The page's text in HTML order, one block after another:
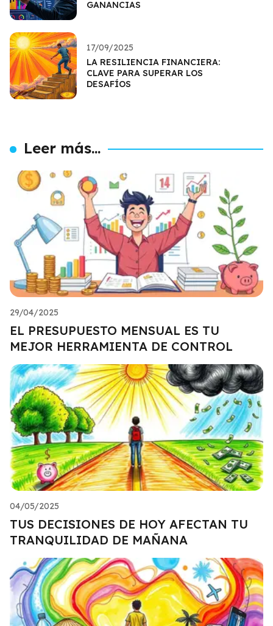
GANANCIAS
17/09/2025
LA RESILIENCIA FINANCIERA:
CLAVE PARA SUPERAR LOS
DESAFÍOS
Leer más...
29/04/2025
EL PRESUPUESTO MENSUAL ES TU
MEJOR HERRAMIENTA DE CONTROL
04/05/2025
TUS DECISIONES DE HOY AFECTAN TU
TRANQUILIDAD DE MAÑANA